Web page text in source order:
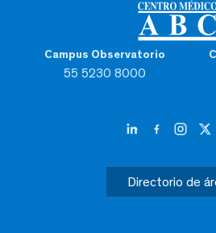
Campus Observatorio
55 5230 8000
Directorio de